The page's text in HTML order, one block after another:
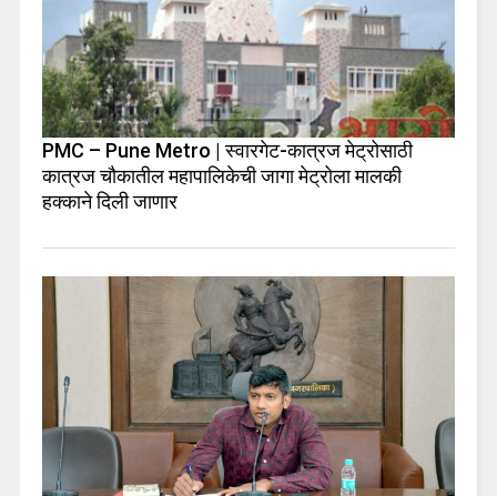
PMC – Pune Metro | स्वारगेट-कात्रज मेट्रोसाठी
कात्रज चौकातील महापालिकेची जागा मेट्रोला मालकी
हक्काने दिली जाणार